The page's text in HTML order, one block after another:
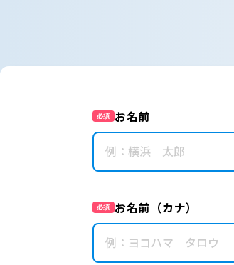
必須 お名前
必須 お名前（カナ）